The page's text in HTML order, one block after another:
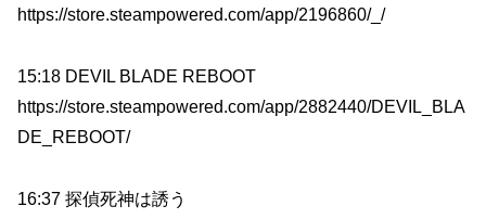
https://store.steampowered.com/app/2196860/_/
15:18 DEVIL BLADE REBOOT
https://store.steampowered.com/app/2882440/DEVIL_BLA
DE_REBOOT/
16:37 探偵死神は誘う